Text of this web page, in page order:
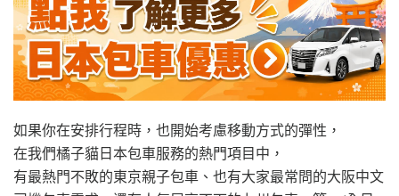
如果你在安排行程時，也開始考慮移動方式的彈性，
在我們橘子貓日本包車服務的熱門項目中，
有最熱門不敗的東京親子包車、也有大家最常問的大阪中文